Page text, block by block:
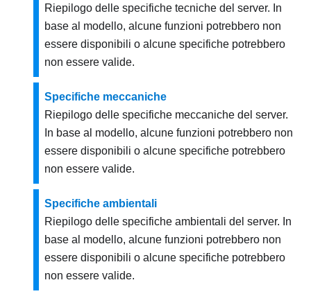
Riepilogo delle specifiche tecniche del server. In
base al modello, alcune funzioni potrebbero non
essere disponibili o alcune specifiche potrebbero
non essere valide.
Specifiche meccaniche
Riepilogo delle specifiche meccaniche del server.
In base al modello, alcune funzioni potrebbero non
essere disponibili o alcune specifiche potrebbero
non essere valide.
Specifiche ambientali
Riepilogo delle specifiche ambientali del server. In
base al modello, alcune funzioni potrebbero non
essere disponibili o alcune specifiche potrebbero
non essere valide.